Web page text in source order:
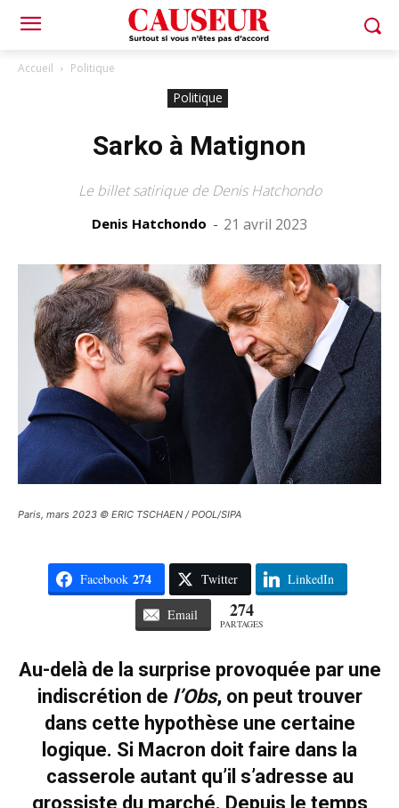
Accueil Politique
Politique
Sarko à Matignon
Le billet satirique de Denis Hatchondo
Denis Hatchondo - 21 avril 2023
Paris, mars 2023 © ERIC TSCHAEN / POOL/SIPA
Facebook 274 Twitter LinkedIn
Email 274
PARTAGES
Au-delà de la surprise provoquée par une
indiscrétion de l’Obs, on peut trouver
dans cette hypothèse une certaine
logique. Si Macron doit faire dans la
casserole autant qu’il s’adresse au
grossiste du marché. Depuis le temps